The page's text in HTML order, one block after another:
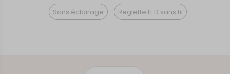
Sans éclairage
Reglette LED sans fil